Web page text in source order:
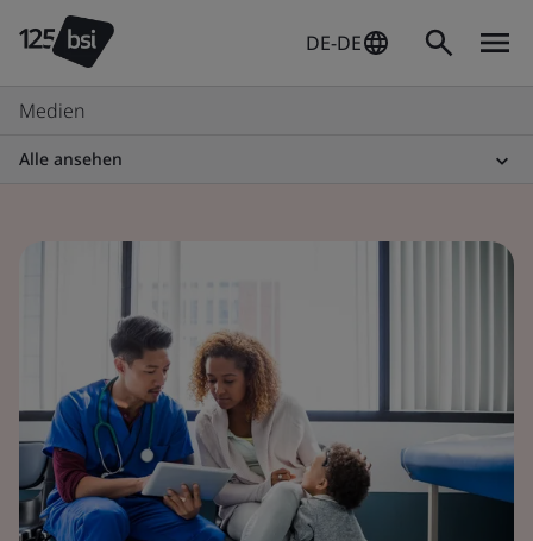
DE-DE
Medien
Alle ansehen